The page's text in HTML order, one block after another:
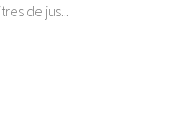
de jus...